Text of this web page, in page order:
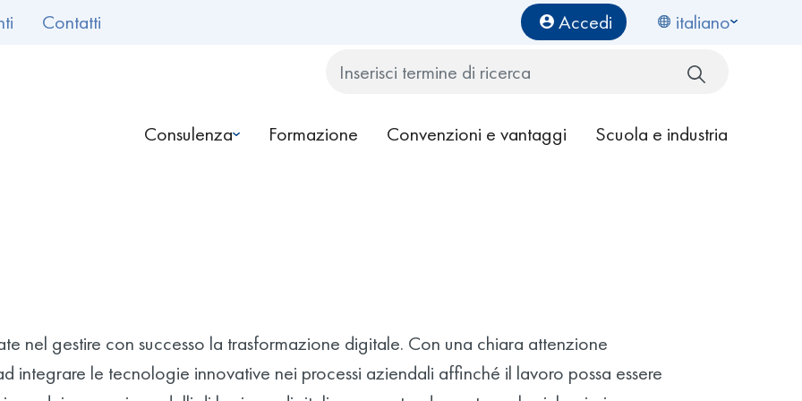
Contatti Benutzermenü
Accedi
italiano
Cerca
Cerca
Consulenza Formazione Convenzioni e vantaggi Scuola e industria
nel gestire con successo la trasformazione digitale. Con una chiara attenzione
le tecnologie innovative nei processi aziendali affinché il lavoro possa essere